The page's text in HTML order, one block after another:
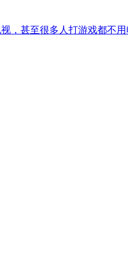
，甚至很多人打游戏都不